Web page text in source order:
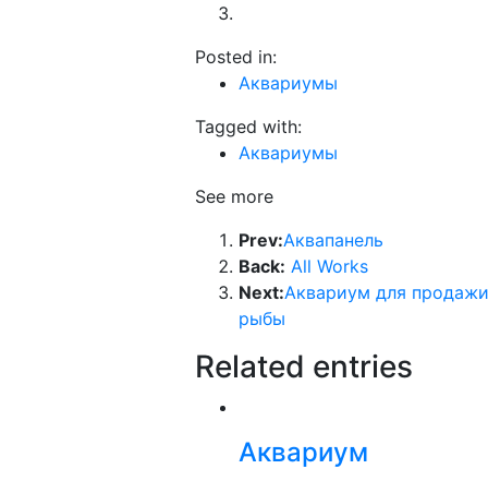
Posted in:
Аквариумы
Tagged with:
Аквариумы
See more
Prev:Аквапанель
Back: All Works
Next:Аквариум для продажи
рыбы
Related entries
Аквариум